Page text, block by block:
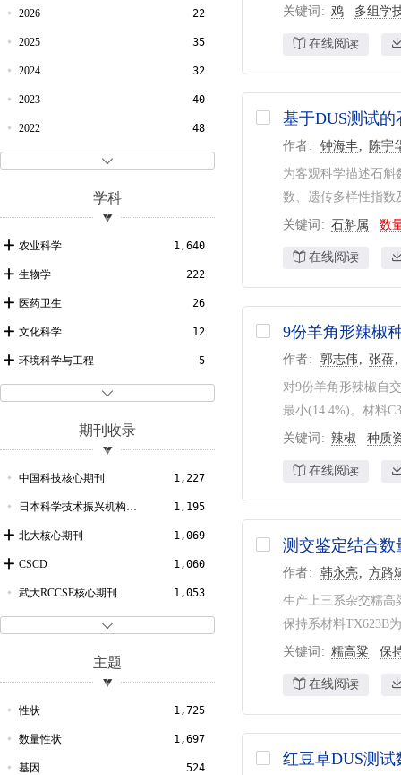

2026 22
2025 35
2024 32
2023 40
2022 48
2019 37
2018 41
2017 45
2016 49
2015 46
2014 65
2013 59
2010 77
2009 79
2008 65
2007 89
2006 79
2005 64
2002
2001
2000
学科

农业科学 1,640
生物学 222
医药卫生 26
文化科学 12
环境科学与工程 5
自动化与计算机技术
理学 3
经济管理 2
天文地球 1
化学工程 1
建筑科学 1
历史地理 1
自然科学总论 1
期刊收录

中国科技核心期刊 1,227
日本科学技术振兴机构数据库 1,195
北大核心期刊 1,069
CSCD 1,060
武大RCCSE核心期刊 1,053
农业与生物科学研究中心文摘
哥白尼索引 523
CSA-ProQuest数据库 378
Web of Science数据库 377
Scopus数据库 368
主题
性状 1,725
数量性状 1,697
基因 524
关键词 鸡 多组学
在线阅读
基于DUS测试
作者 钟海丰 陈宇
为客观科学描述石斛
数、遗传多样性指数
关键词 石斛属 数
在线阅读
9份羊角形辣椒
作者 郭志伟 张蓓
对9份羊角形辣椒自
最小(14.4%)。材料
关键词 辣椒 种质
在线阅读
测交鉴定结合
作者 韩永亮 方路
生产上三系杂交糯高
保持系材料TX623B
关键词 糯高粱 保
在线阅读
红豆草DUS测